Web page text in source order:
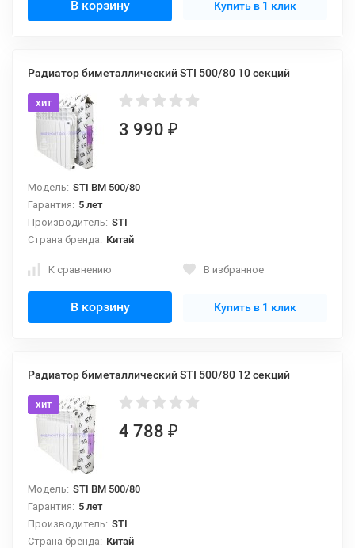
В корзину Купить в 1 клик
Радиатор биметаллический STI 500/80 10 секций
хит
3 990 ₽
Модель: STI BM 500/80
Гарантия: 5 лет
Производитель: STI
Страна бренда: Китай
К сравнению В избранное
В корзину Купить в 1 клик
Радиатор биметаллический STI 500/80 12 секций
хит
4 788 ₽
Модель: STI BM 500/80
Гарантия: 5 лет
Производитель: STI
Страна бренда: Китай